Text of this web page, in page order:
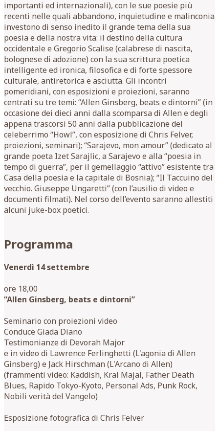
importanti ed internazionali), con le sue poesie più
recenti nelle quali abbandono, inquietudine e malinconia
investono di senso inedito il grande tema della sua
poesia e della nostra vita: il destino della cultura
occidentale e Gregorio Scalise (calabrese di nascita,
bolognese di adozione) con la sua scrittura poetica
intelligente ed ironica, filosofica e di forte spessore
culturale, antiretorica e asciutta. Gli incontri
pomeridiani, con esposizioni e proiezioni, saranno
centrati su tre temi: “Allen Ginsberg, beats e dintorni” (in
occasione dei dieci anni dalla scomparsa di Allen e degli
appena trascorsi 50 anni dalla pubblicazione del
celeberrimo “Howl”, con esposizione di Chris Felver,
proiezioni, seminari); “Sarajevo, mon amour” (dedicato al
grande poeta Izet Sarajlic, a Sarajevo e alla “poesia in
tempo di guerra”, per il gemellaggio “attivo” esistente tra
Casa della poesia e la capitale di Bosnia); “Il Taccuino del
vecchio. Giuseppe Ungaretti” (con l’ausilio di video e
documenti filmati). Nel corso dell’evento saranno allestiti
alcuni juke-box poetici.
Programma
Venerdì 14 settembre
ore 18,00
“Allen Ginsberg, beats e dintorni”
Seminario con proiezioni video
Conduce Giada Diano
Testimonianze di Devorah Major
e in video di Lawrence Ferlinghetti (L'agonia di Allen
Ginsberg) e Jack Hirschman (L'Arcano di Allen)
(frammenti video: Kaddish, Kral Majal, Father Death
Blues, Rapido Tokyo-Kyoto, Personal Ads, Punk Rock,
Nobili verità del Vangelo)
Esposizione fotografica di Chris Felver